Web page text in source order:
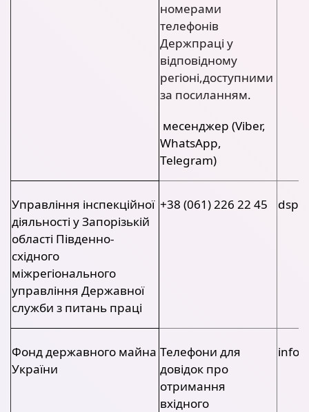
номерами
телефонів
Держпраці у
відповідному
регіоні,доступними
за посиланням.
месенджер (Viber,
WhatsApp,
Telegram)
Управління інспекційної
діяльності у Запорізькій
області Південно-
східного
міжрегіонального
управління Державної
служби з питань праці
+38 (061) 226 22 45
Фонд державного майна
України
Телефони для
довідок про
отримання
вхідного